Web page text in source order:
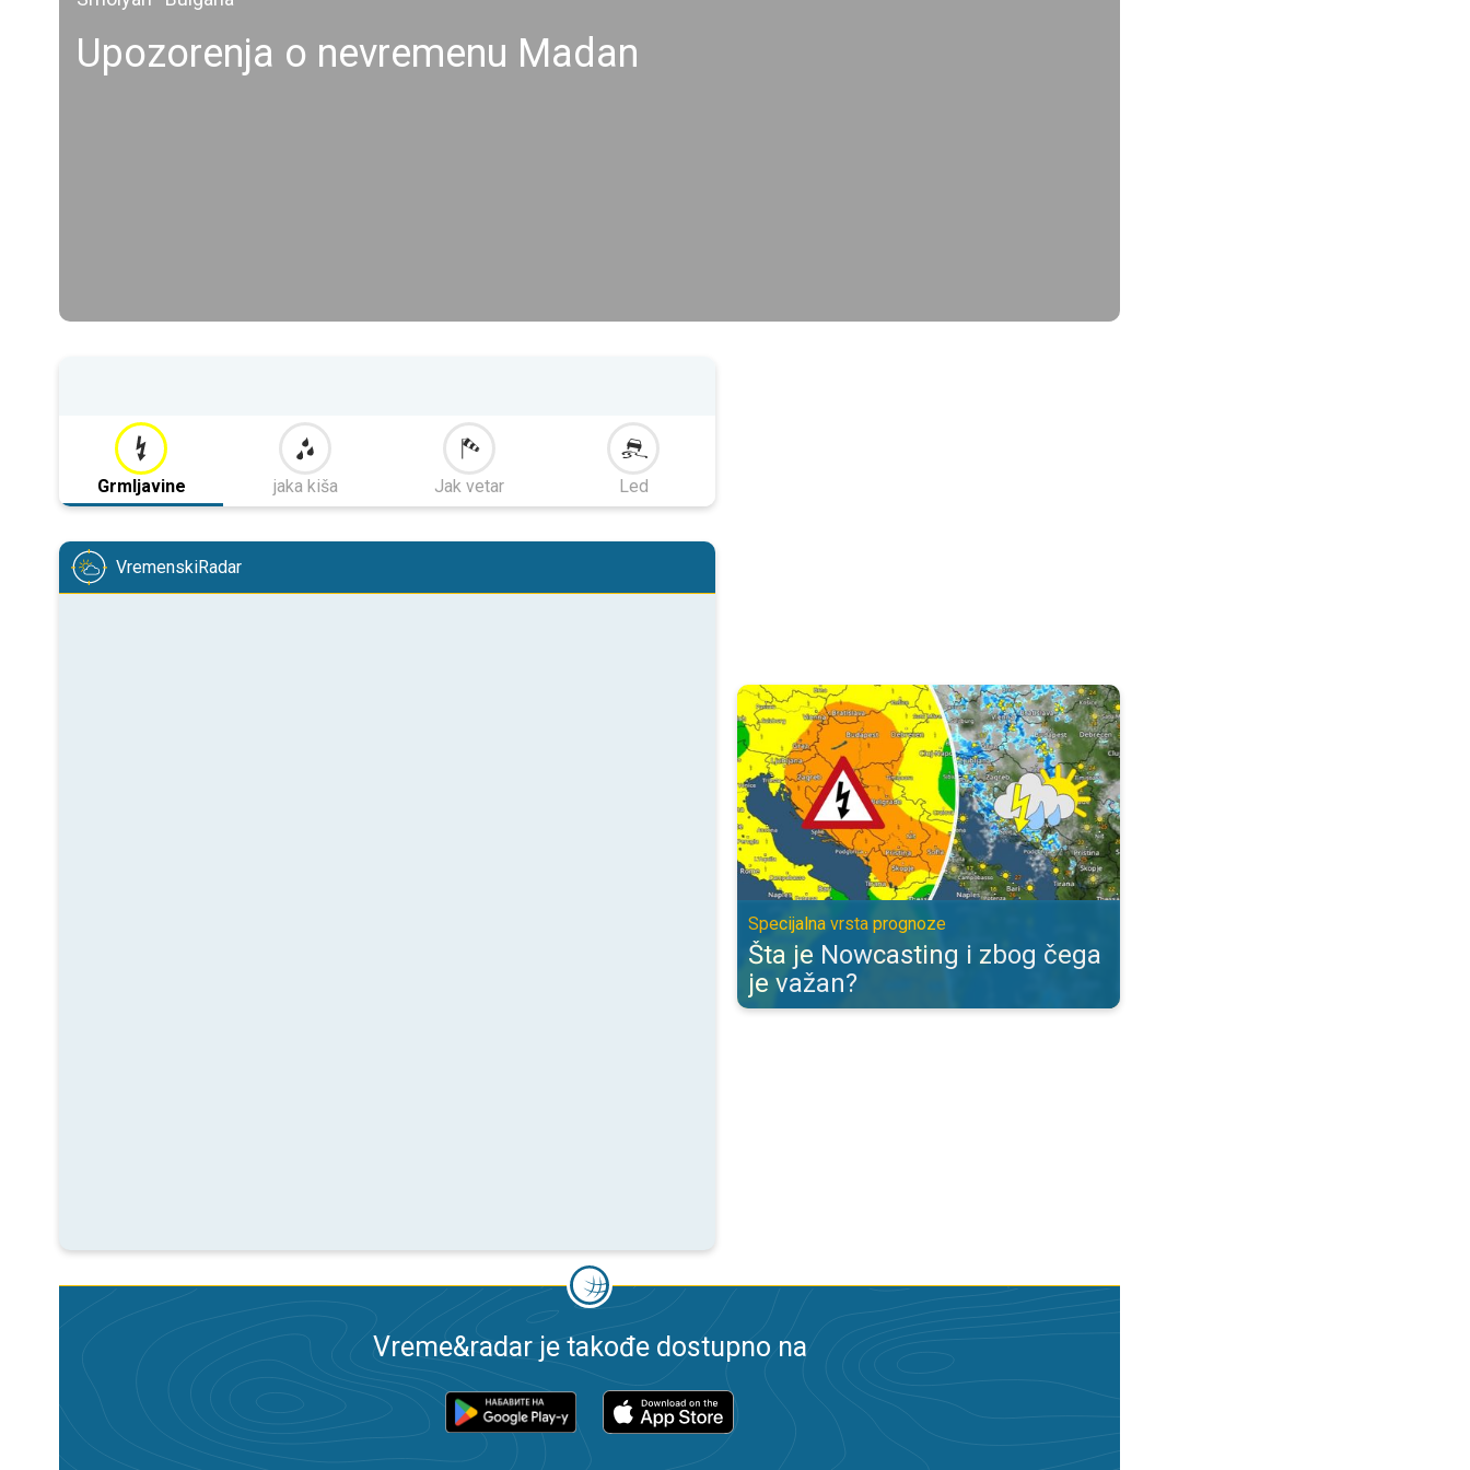
Upozorenja o nevremenu Madan
Grmljavine jaka kiša Jak vetar Led
VremenskiRadar
Šta je Nowcasting i zbog čega je važan?. Specijalna vrsta prognoze. . .
Specijalna vrsta prognoze
Šta je Nowcasting i zbog čega
je važan?
Vreme&radar je takođe dostupno na